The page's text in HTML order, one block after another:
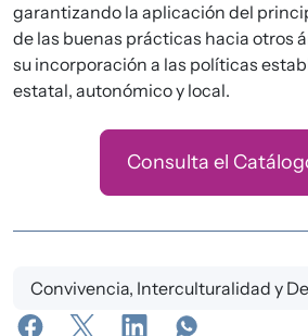
garantizando la aplicación del
de las buenas prácticas hacia otros
su incorporación a las políticas
estatal, autonómico y local.
Consulta el
Convivencia, Interculturalidad y